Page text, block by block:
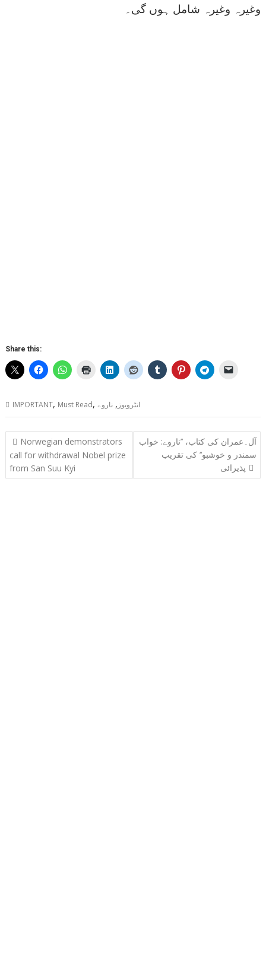
وغیرہ وغیرہ شامل ہوں گی۔
Share this:
IMPORTANT, Must Read, انٹرویوز , ناروے
Post
navigation
Norwegian demonstrators
call for withdrawal Nobel prize
from San Suu Kyi
آل۔عمران کی کتاب، ’’ناروے: خواب
سمندر و خوشبو‘‘ کی تقریب
پذیرائی